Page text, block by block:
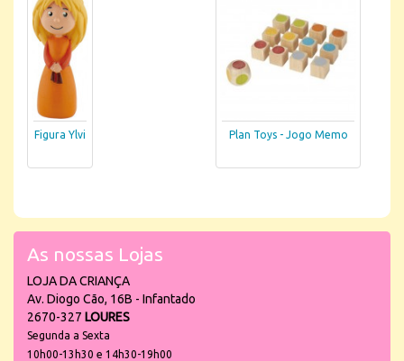
Figura Ylvi Plan Toys - Jogo Memo
As nossas Lojas
LOJA DA CRIANÇA
Av. Diogo Cão, 16B - Infantado
2670-327 LOURES
Segunda a Sexta
10h00-13h30 e 14h30-19h00